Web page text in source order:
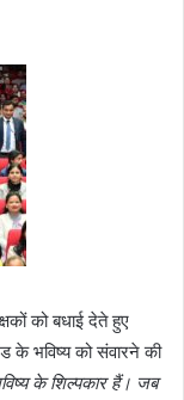
को बधाई देते हुए
के भविष्य को संवारने की
के शिल्पकार हैं। जब